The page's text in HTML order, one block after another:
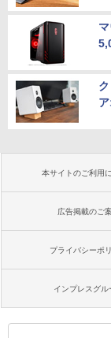
本サイトのご利用
広告掲載のご
プライバシーポ
インプレスグル